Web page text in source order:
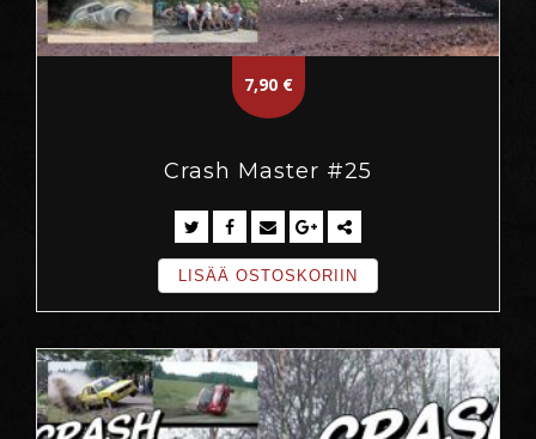
7,90 €
Crash Master #25
LISÄÄ OSTOSKORIIN